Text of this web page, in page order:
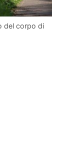
del corpo di